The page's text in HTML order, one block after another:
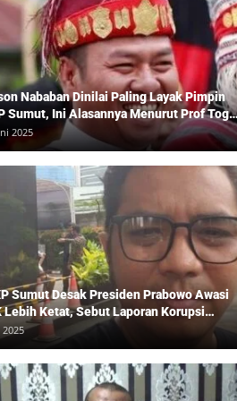
Nababan Dinilai Paling Layak Pimpin
Sumut, Ini Alasannya Menurut Prof Togu
2025
Sumut Desak Presiden Prabowo Awasi
Lebih Ketat, Sebut Laporan Korupsi
2025